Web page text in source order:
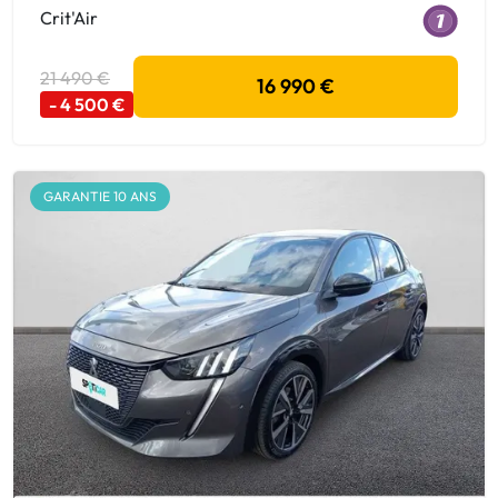
Crit'Air
21 490 €
- 4 500 €
16 990 €
GARANTIE 10 ANS